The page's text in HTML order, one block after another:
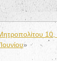
10,
»